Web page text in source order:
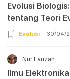
Evolusi
tentang Teori
Evolusi 30/04/
Nur Fauzan
Ilmu